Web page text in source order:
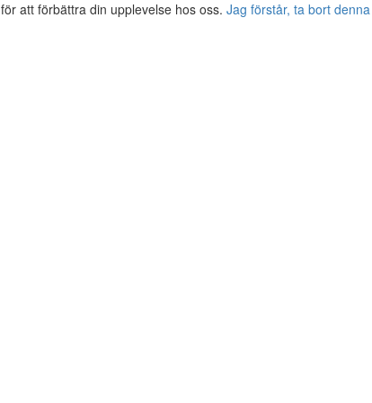
för att förbättra din upplevelse hos oss. Jag förstår, ta bort